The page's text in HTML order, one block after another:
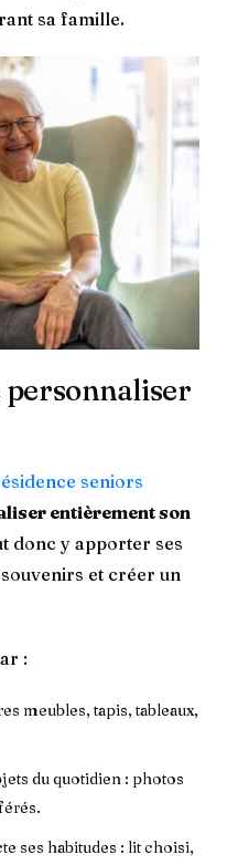
sa famille.
personnaliser
seniors
entièrement son
donc y apporter ses
et créer un
:
meubles, tapis, tableaux,
du quotidien : photos
ses habitudes : lit choisi,